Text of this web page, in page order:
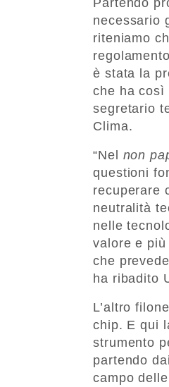
necessario
riteniamo
è stata la
che ha così
segretario
Clima.
“Nel non
questioni
recuperare
neutralità
nelle
valore e
che
ha ribadito
L’altro
chip. E qui
strumento
partendo
campo